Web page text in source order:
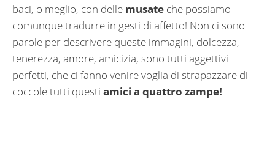
baci, o meglio, con delle musate che possiamo
comunque tradurre in gesti di affetto! Non ci sono
parole per descrivere queste immagini, dolcezza,
tenerezza, amore, amicizia, sono tutti aggettivi
perfetti, che ci fanno venire voglia di strapazzare di
coccole tutti questi amici a quattro zampe!